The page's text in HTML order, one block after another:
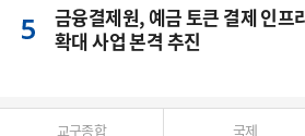
금융결제원, 예금 토큰 결제 인프
확대 사업 본격 추진
교구종합 국제